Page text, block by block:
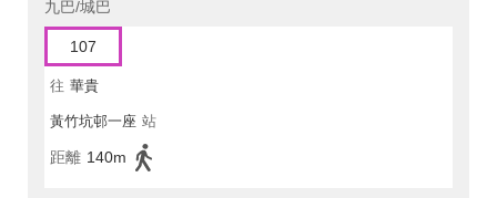
九巴/城巴
107
往 華貴
黃竹坑邨一座 站
距離 140m